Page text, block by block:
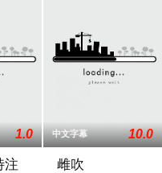
1.0
注
中文字幕 10.0
雌吹